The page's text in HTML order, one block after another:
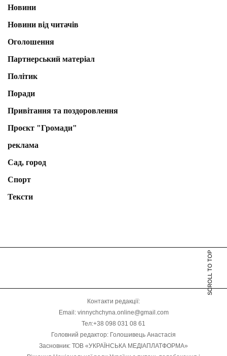
Новини
Новини від читачів
Оголошення
Партнерський матеріал
Політик
Поради
Привітання та поздоровлення
Проєкт "Громади"
реклама
Сад, город
Спорт
Тексти
SCROLL TO TOP
Контакти редакції:
Email: vinnychchyna.online@gmail.com
Тел:+38 098 031 08 61
Головний редактор: Голошивець Анастасія
Засновник: ТОВ «УКРАЇНСЬКА МЕДІАПЛАТФОРМА»